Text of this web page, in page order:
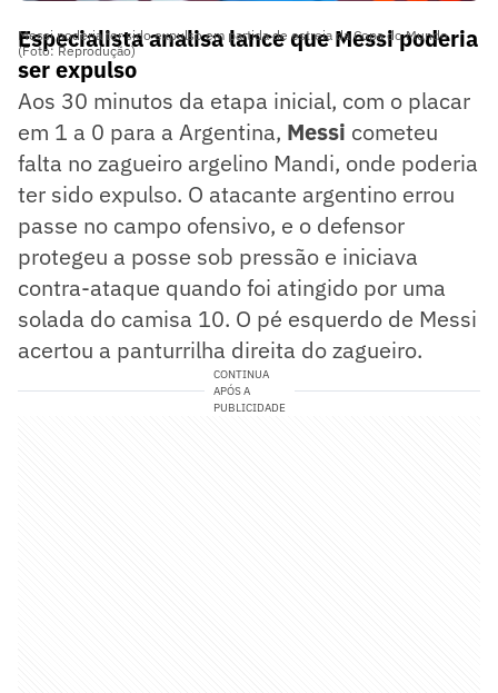
Messi poderia ter sido expulso em partida de estreia da Copa do Mundo
(Foto: Reprodução)
Especialista analisa lance que Messi poderia
ser expulso
Aos 30 minutos da etapa inicial, com o placar
em 1 a 0 para a Argentina, Messi cometeu
falta no zagueiro argelino Mandi, onde poderia
ter sido expulso. O atacante argentino errou
passe no campo ofensivo, e o defensor
protegeu a posse sob pressão e iniciava
contra-ataque quando foi atingido por uma
solada do camisa 10. O pé esquerdo de Messi
acertou a panturrilha direita do zagueiro.
CONTINUA
APÓS A
PUBLICIDADE